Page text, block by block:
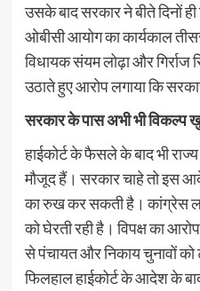
उसके बाद सरकार ने बीते दिनों ही
ओबीसी आयोग का कार्यकाल
विधायक संयम लोढ़ा और गिर्राज
उठाते हुए आरोप लगाया कि
सरकार के पास अभी भी विकल्प
हाईकोर्ट के फैसले के बाद भी
मौजूद हैं। सरकार चाहे तो इस
का रुख कर सकती है। कांग्रेस
को घेरती रही है। विपक्ष का
से पंचायत और निकाय चुनावों को
फिलहाल हाईकोर्ट के आदेश के